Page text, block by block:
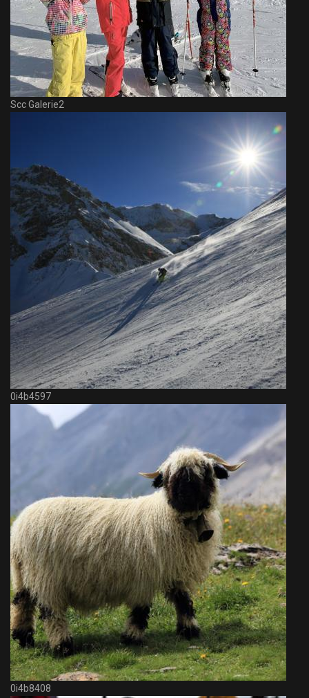
Scc Galerie2
0i4b4597
0i4b8408